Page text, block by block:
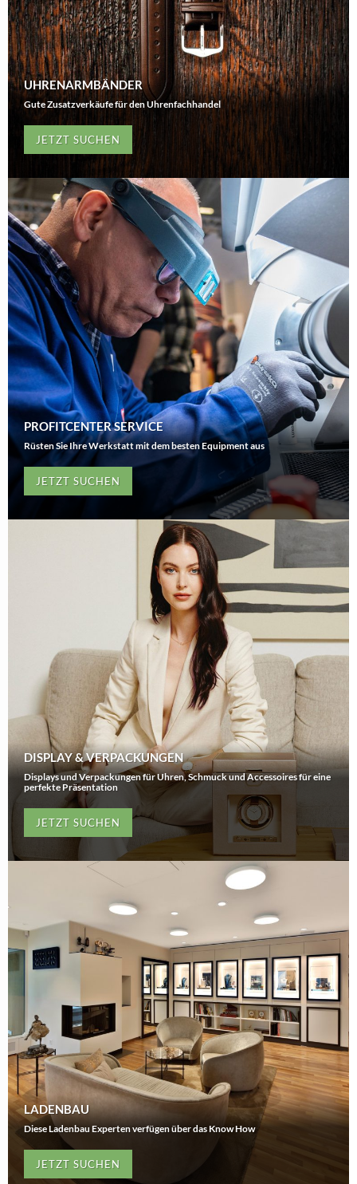
UHRENARMBÄNDER
Gute Zusatzverkäufe für den Uhrenfachhandel
JETZT SUCHEN
PROFITCENTER SERVICE
Rüsten Sie Ihre Werkstatt mit dem besten Equipment aus
JETZT SUCHEN
DISPLAY & VERPACKUNGEN
Displays und Verpackungen für Uhren, Schmuck und Accessoires für eine
perfekte Präsentation
JETZT SUCHEN
LADENBAU
Diese Ladenbau Experten verfügen über das Know How
JETZT SUCHEN